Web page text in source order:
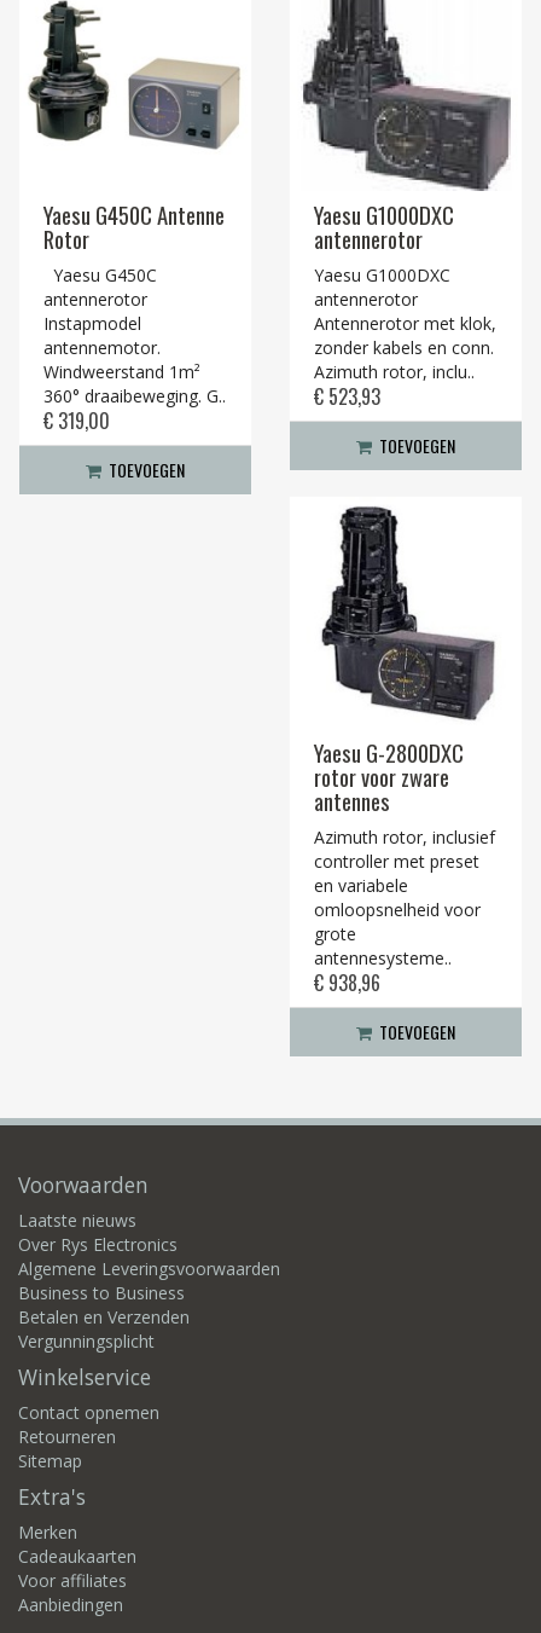
Yaesu G450C Antenne
Rotor
Yaesu G450C
antennerotor
Instapmodel
antennemotor.
Windweerstand 1m²
360° draaibeweging. G..
€ 319,00
TOEVOEGEN
Yaesu G1000DXC
antennerotor
Yaesu G1000DXC
antennerotor
Antennerotor met klok,
zonder kabels en conn.
Azimuth rotor, inclu..
€ 523,93
TOEVOEGEN
Yaesu G-2800DXC
rotor voor zware
antennes
Azimuth rotor, inclusief
controller met preset
en variabele
omloopsnelheid voor
grote
antennesysteme..
€ 938,96
TOEVOEGEN
Voorwaarden
Laatste nieuws
Over Rys Electronics
Algemene Leveringsvoorwaarden
Business to Business
Betalen en Verzenden
Vergunningsplicht
Winkelservice
Contact opnemen
Retourneren
Sitemap
Extra's
Merken
Cadeaukaarten
Voor affiliates
Aanbiedingen